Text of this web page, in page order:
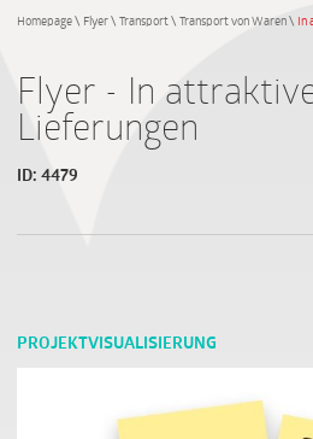
Homepage\ Flyer\ Transport\ Transport von Waren\ In
Flyer - In
Lieferungen
ID: 4479
PROJEKTVISUALISIERUNG